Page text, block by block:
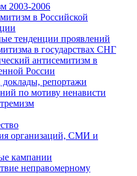
2003-2006
в Российской
тенденции проявлений
в государствах СНГ
антисемитизм в
России
доклады, репортажи
по мотиву ненависти
организаций, СМИ и
кампании
неправомерному